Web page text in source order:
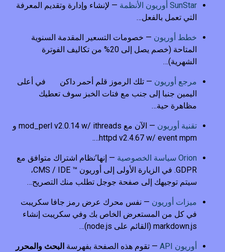
SunStar أوريون الأنظمة
— لإنشاء وإدارة وتقديم المعرفة
التي تعمل بالفعل…
خطط أوريون — خصومات التسعير المقدمة السنوية
المتاحة (خصم يصل إلى 20% من تكاليف الفوترة
الشهرية)…
مرجع أوريون — تلك الرموز قلم أحمر داكن
في أعلى
اليمين جنبا إلى جنب مع فتات الخبز سوف تعطيك
مظاهرة حية…
تقنية أوريون
— الآن مع mod_perl v2.0.14 w/ ithreads و
httpd v2.4.67 w/ event mpm….
Orion سياسة الخصوصية
— إنها’نظام اشتراك متوافق مع
GDPR. في الزيارة الأولى إلى أوريون ™ CMS / IDE،
سيتم توجيهك إلى صفحة جوجل تطلب منك التصريح…
ميزات أوريون — نفس محرك عرض رمز جافا سكريبت
في كل من المستعرض الخاص بك وفي سكريبت إنشاء
markdown.js (القائم على node.js)…
أوريون API — تقوم هذه الصفحة بفهرسة البحث والمحرر